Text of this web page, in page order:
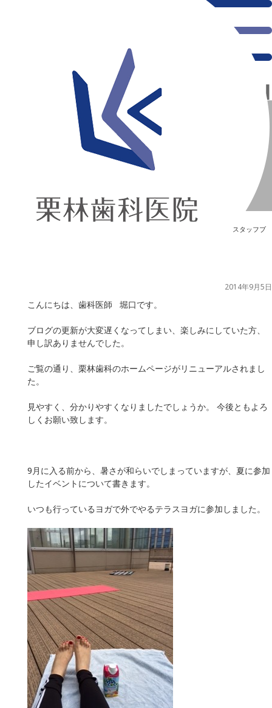
スタッフブ
2014年9月5日
こんにちは、歯科医師 堀口です。
ブログの更新が大変遅くなってしまい、楽しみにしていた方、
申し訳ありませんでした。
ご覧の通り、栗林歯科のホームページがリニューアルされまし
た。
見やすく、分かりやすくなりましたでしょうか。 今後ともよろ
しくお願い致します。
9月に入る前から、暑さが和らいでしまっていますが、夏に参加
したイベントについて書きます。
いつも行っているヨガで外でやるテラスヨガに参加しました。